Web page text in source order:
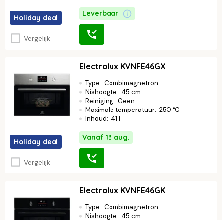
Holiday deal
Vergelijk
Leverbaar
Holiday deal
Vergelijk
Electrolux KVNFE46GX
Type: Combimagnetron
Nishoogte: 45 cm
Reiniging: Geen
Maximale temperatuur: 250 °C
Inhoud: 41 l
Vanaf 13 aug.
Electrolux KVNFE46GK
Type: Combimagnetron
Nishoogte: 45 cm